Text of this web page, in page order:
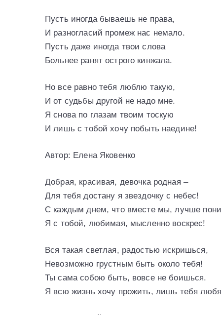
Пусть иногда бываешь не права,
И разногласий промеж нас немало.
Пусть даже иногда твои слова
Больнее ранят острого кинжала.
Но все равно тебя люблю такую,
И от судьбы другой не надо мне.
Я снова по глазам твоим тоскую
И лишь с тобой хочу побыть наедине!
Автор: Елена Яковенко
Добрая, красивая, девочка родная –
Для тебя достану я звездочку с небес!
С каждым днем, что вместе мы, лучше
Я с тобой, любимая, мысленно воскрес!
Вся такая светлая, радостью искришься,
Невозможно грустным быть около тебя!
Ты сама собою быть, вовсе не боишься.
Я всю жизнь хочу прожить, лишь тебя